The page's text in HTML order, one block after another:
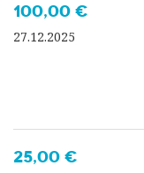
100,00 €
27.12.2025
25,00 €